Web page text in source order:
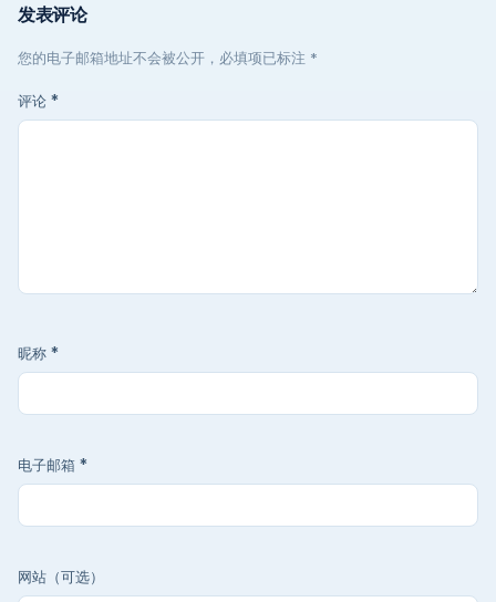
发表评论
您的电子邮箱地址不会被公开，必填项已标注 *
评论 *
昵称 *
电子邮箱 *
网站（可选）